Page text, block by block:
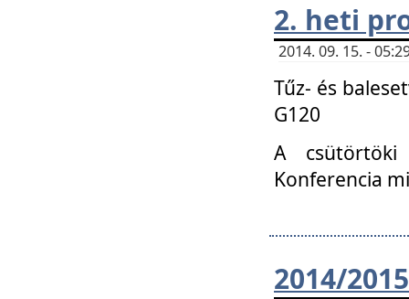
2. heti
2014. 09. 15. -
Tűz- és
G120
A csütörtöki
Konferencia
2014/